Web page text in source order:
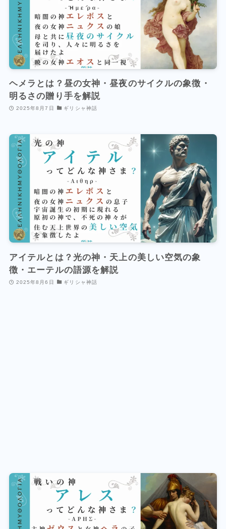
ヘメラとは？昼の女神・昼夜のサイクルの象徴・
明るさの贈り手を解説
2025年8月7日 ギリシャ神話
アイテルとは？光の神・天上の美しい空気の象
徴・エーテルの語源を解説
2025年8月6日 ギリシャ神話